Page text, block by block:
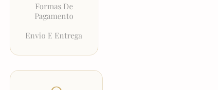
Formas De
Pagamento
Envio E Entrega